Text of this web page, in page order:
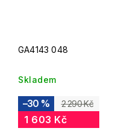
GA4143 048
Skladem
2 290 Kč
–30 %
1 603 Kč